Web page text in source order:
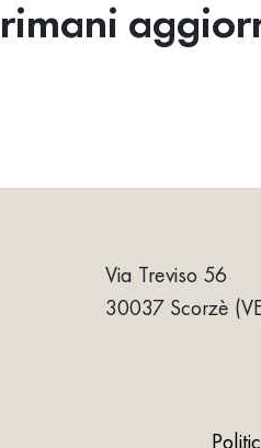
Via Treviso 56
30037 Scorzè